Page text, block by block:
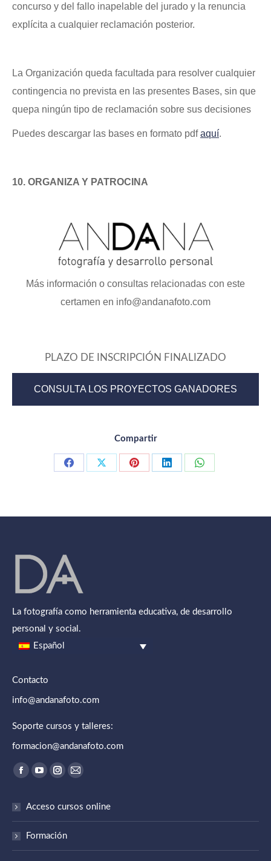
concurso y del fallo inapelable del jurado y la renuncia
explícita a cualquier reclamación posterior.
La Organización queda facultada para resolver cualquier
contingencia no prevista en las presentes Bases, sin que
quepa ningún tipo de reclamación sobre sus decisiones
Puedes descargar las bases en formato pdfaquí.
10. ORGANIZA Y PATROCINA
Más información o consultas relacionadas con este
certamen en info@andanafoto.com
PLAZO DE INSCRIPCIÓN FINALIZADO
CONSULTA LOS PROYECTOS GANADORES
Compartir
CompartirCompartirCompartirCompartirCompartir
La fotografía como herramienta educativa, de desarrollo
personal y social.
Español
Contacto
info@andanafoto.com
Soporte cursos y talleres:
formacion@andanafoto.com
Encuéntranos en:
Abrir
en
una
nueva
Abrir
en
una
nueva
Abrir
en
una
nueva
Abrir
en
una
Acceso cursos online
Formación